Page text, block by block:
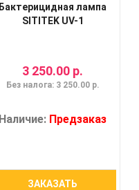
Бактерицидная лампа
SITITEK UV-1
3 250.00 р.
Без налога: 3 250.00 р.
Наличие: Предзаказ
ЗАКАЗАТЬ